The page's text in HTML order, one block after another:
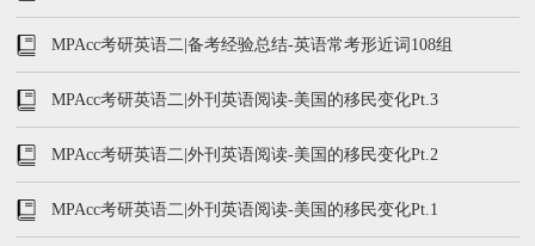
MPAcc考研英语二|备考经验总结-英语常考形近词108组
MPAcc考研英语二|外刊英语阅读-美国的移民变化Pt.3
MPAcc考研英语二|外刊英语阅读-美国的移民变化Pt.2
MPAcc考研英语二|外刊英语阅读-美国的移民变化Pt.1